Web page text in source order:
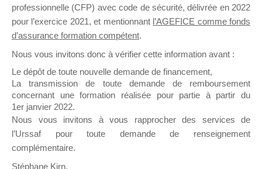
Ce groupe est destiné aux Organismes de
Formation qui souhaitent répondre à l’Appel à
Propositions Mallette du Dirigeant.
Ce groupe propose un forum dédié au support
sur lequel il est possible de laisser un message
ou poser une question.
NB : Il est nécessaire d’être
pouvoir rejoindre ce groupe
professionnelle (CFP) avec code de sécurité, délivrée en 2022
pour l’exercice 2021, et mentionnant l’AGEFICE comme fonds
d’assurance formation compétent.
Nous vous invitons donc à vérifier cette information avant :
Le dépôt de toute nouvelle demande de financement,
La transmission de toute demande de remboursement
concernant une formation réalisée pour partie à partir du
1er janvier 2022.
Nous vous invitons à vous rapprocher des services de
l’Urssaf pour toute demande de renseignement
complémentaire.
Stéphane Kirn,